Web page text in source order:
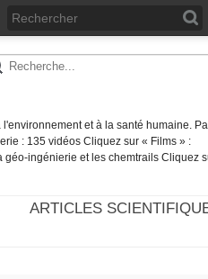
et à la santé humaine.
: 135 vidéos Cliquez sur « Films » :
ingénierie et les chemtrails Cliquez
ARTICLES